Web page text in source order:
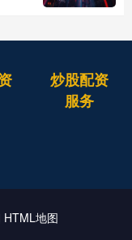
炒股配资
服务
HTML地图